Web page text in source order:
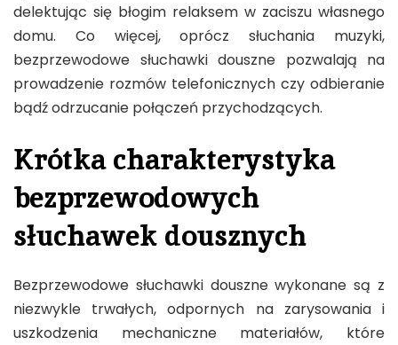
delektując się błogim relaksem w zaciszu własnego
domu. Co więcej, oprócz słuchania muzyki,
bezprzewodowe słuchawki douszne pozwalają na
prowadzenie rozmów telefonicznych czy odbieranie
bądź odrzucanie połączeń przychodzących.
Krótka charakterystyka
bezprzewodowych
słuchawek dousznych
Bezprzewodowe słuchawki douszne wykonane są z
niezwykle trwałych, odpornych na zarysowania i
uszkodzenia mechaniczne materiałów, które